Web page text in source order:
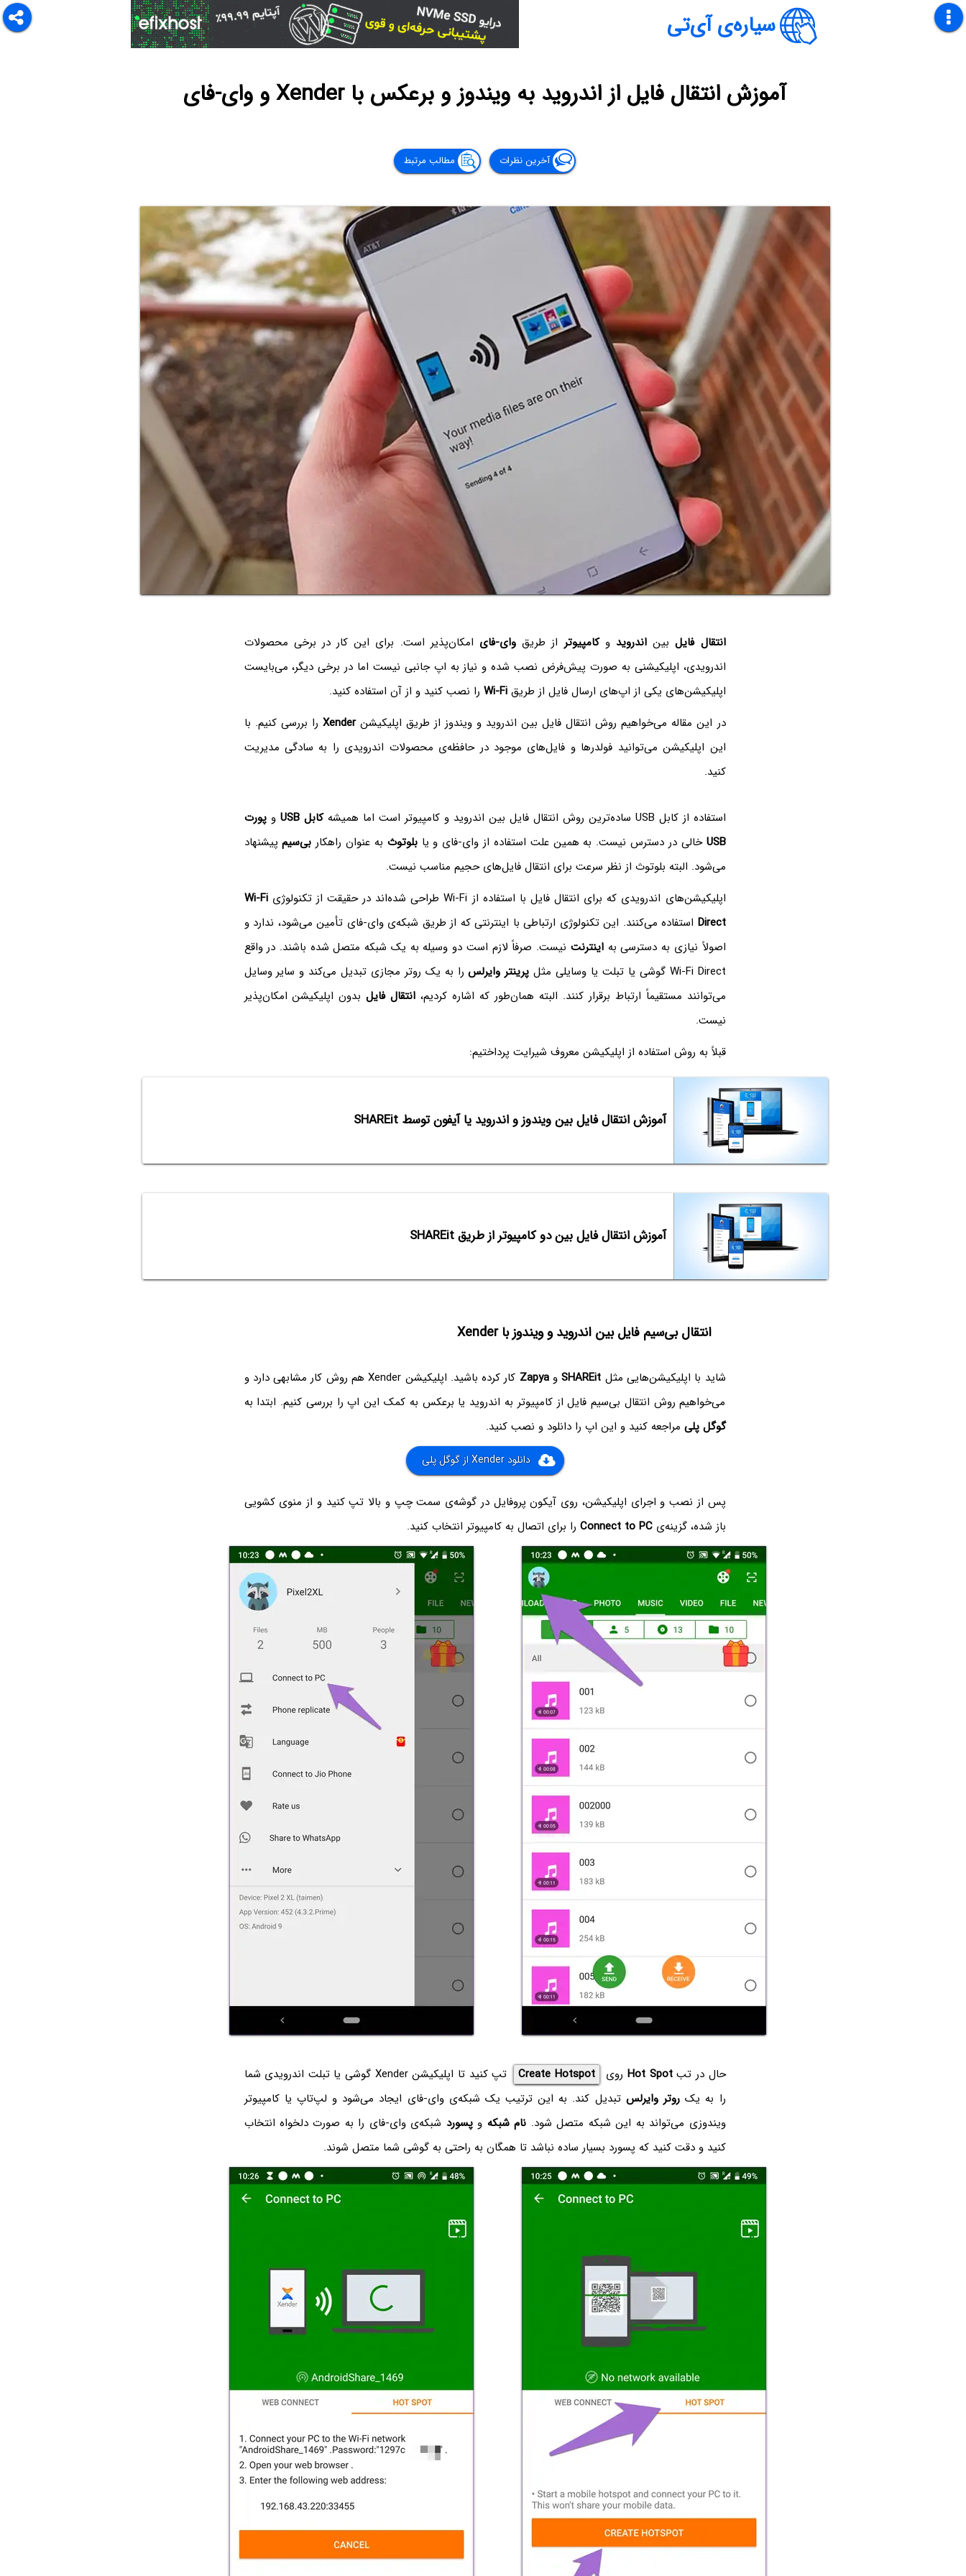
سیاره‌ی آی‌تی
آموزش انتقال فایل از اندروید به ویندوز و برعکس با Xender و وای-فای
آخرین نظرات مطالب مرتبط
انتقال فایلبیناندروید وکامپیوتر از طریق وای-فای امکان‌پذیر است. برای این کار در برخی محصولات
اندرویدی، اپلیکیشنی به صورت پیش‌فرض نصب شده و نیاز به اپ جانبی نیست اما در برخی دیگر، می‌بایست
اپلیکیشن‌های یکی از اپ‌های ارسال فایل از طریقWi-Fi را نصب کنید و از آن استفاده کنید.
در این مقاله می‌خواهیم روش انتقال فایل بین اندروید و ویندوز از طریق اپلیکیشنXender را بررسی کنیم. با
این اپلیکیشن می‌توانید فولدرها و فایل‌های موجود در حافظه‌ی محصولات اندرویدی را به سادگی مدیریت
کنید.
استفاده از کابل USB ساده‌ترین روش انتقال فایل بین اندروید و کامپیوتر است اما همیشه کابل USB وپورت
USB خالی در دسترس نیست. به همین علت استفاده از وای-فای و یابلوتوث به عنوان راهکار بی‌سیمپیشنهاد
می‌شود. البته بلوتوث از نظر سرعت برای انتقال فایل‌های حجیم مناسب نیست.
اپلیکیشن‌های اندرویدی که برای انتقال فایل با استفاده از Wi-Fi طراحی شده‌اند در حقیقت از تکنولوژی
Wi-Fi
Direct استفاده می‌کنند. این تکنولوژی ارتباطی با اینترنتی که از طریق شبکه‌ی وای-فای تأمین می‌شود، ندارد و
اصولاً نیازی به دسترسی بهاینترنت نیست. صرفاً لازم است دو وسیله به یک شبکه متصل شده باشند. در واقع
Wi-Fi Direct گوشی یا تبلت یا وسایلی مثل
پرینتر وایرلسرا به یک روتر مجازی تبدیل می‌کند و سایر وسایل
می‌توانند مستقیماً ارتباط برقرار کنند. البته همان‌طور که اشاره کردیم، انتقال فایلبدون اپلیکیشن امکان‌پذیر
نیست.
قبلاً به روش استفاده از اپلیکیشن معروف شیرایت پرداختیم:
آموزش انتقال فایل بین ویندوز و اندروید یا آیفون توسط SHAREit
آموزش انتقال فایل بین دو کامپیوتر از طریق SHAREit
انتقال بی‌سیم فایل بین اندروید و ویندوز با Xender
شاید با اپلیکیشن‌هایی مثل SHAREitوZapya
کار کرده باشید. اپلیکیشن Xender هم روش کار مشابهی دارد و
می‌خواهیم روش انتقال بی‌سیم فایل از کامپیوتر به اندروید یا برعکس به کمک این اپ را بررسی کنیم. ابتدا به
گوگل پلی مراجعه کنید و این اپ را دانلود و نصب کنید.
دانلود Xender از گوگل پلی
پس از نصب و اجرای اپلیکیشن، روی آیکون پروفایل در گوشه‌ی سمت چپ و بالا تپ کنید و از منوی کشویی
باز شده، گزینه‌یConnect to PC را برای اتصال به کامپیوتر انتخاب کنید.
حال در تبHot Spot روی Create Hotspot
تپ کنید تا اپلیکیشن Xender گوشی یا تبلت اندرویدی شما
را به یک روتر وایرلس تبدیل کند. به این ترتیب یک شبکه‌ی وای-فای ایجاد می‌شود و لپ‌تاپ یا کامپیوتر
ویندوزی می‌تواند به این شبکه متصل شود. نام شبکه وپسورد شبکه‌ی وای-فای را به صورت دلخواه انتخاب
کنید و دقت کنید که پسورد بسیار ساده نباشد تا همگان به راحتی به گوشی شما متصل شوند.